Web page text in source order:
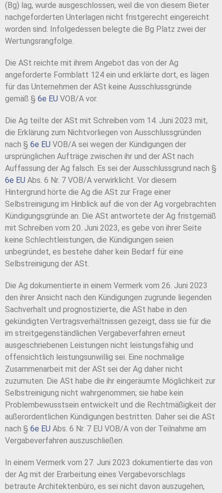
(Bg) lag, wurde ausgeschlossen, weil die von diesem Bieter
nachgeforderten Unterlagen nicht fristgerecht eingereicht
worden sind. Infolgedessen belegte die Bg Platz zwei der
Wertungsrangfolge.
Die ASt reichte mit ihrem Angebot das von der Ag
angeforderte Formblatt 124 ein und erklärte dort, es lägen
für das Unternehmen der ASt keine Ausschlussgründe
gemäß § 6e EU VOB/A vor.
Die Ag teilte der ASt mit Schreiben vom 14. Juni 2023 mit,
die Erklärung zum Nichtvorliegen von Ausschlussgründen
nach § 6e EU VOB/A sei wegen der Kündigungen der
ursprünglichen Aufträge zwischen ihr und der ASt nach
Auffassung der Ag falsch. Es sei der Ausschlussgrund nach §
6e EU Abs. 6 Nr. 7 VOB/A verwirklicht. Vor diesem
Hintergrund hörte die Ag die ASt zur Frage einer
Selbstreinigung im Hinblick auf die von der Ag vorgebrachten
Kündigungsgründe an. Die ASt antwortete der Ag fristgemäß
mit Schreiben vom 20. Juni 2023, es gebe von ihrer Seite
keine Schlechtleistungen, die Kündigungen seien
unbegründet, es bestehe daher kein Bedarf für eine
Selbstreinigung der ASt.
Die Ag dokumentierte in einem Vermerk vom 26. Juni 2023
den ihrer Ansicht nach den Kündigungen zugrunde liegenden
Sachverhalt und prognostizierte, die ASt habe in den
gekündigten Vertragsverhältnissen gezeigt, dass sie für die
im streitgegenständlichen Vergabeverfahren erneut
ausgeschriebenen Leistungen nicht leistungsfähig und
offensichtlich leistungsunwillig sei. Eine nochmalige
Zusammenarbeit mit der ASt sei der Ag daher nicht
zuzumuten. Die ASt habe die ihr eingeräumte Möglichkeit zur
Selbstreinigung nicht wahrgenommen; sie habe kein
Problembewusstsein entwickelt und die Rechtmäßigkeit der
außerordentlichen Kündigungen bestritten. Daher sei die ASt
nach § 6e EU Abs. 6 Nr. 7 EU VOB/A von der Teilnahme am
Vergabeverfahren auszuschließen.
In einem Vermerk vom 27. Juni 2023 dokumentierte das von
der Ag mit der Erarbeitung eines Vergabevorschlags
betraute Architektenbüro, es sei nicht davon auszugehen,